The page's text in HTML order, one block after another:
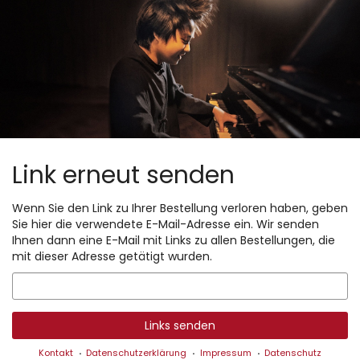
Link erneut senden
Wenn Sie den Link zu Ihrer Bestellung verloren haben, geben
Sie hier die verwendete E-Mail-Adresse ein. Wir senden
Ihnen dann eine E-Mail mit Links zu allen Bestellungen, die
mit dieser Adresse getätigt wurden.
E-
Mail
Links senden
Kontakt Datenschutzerklärung Impressum
Datenschutz